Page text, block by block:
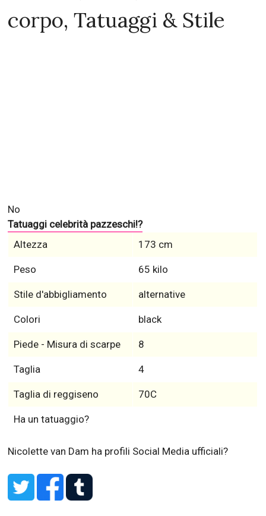
corpo, Tatuaggi & Stile
No
Tatuaggi celebrità pazzeschi!?
Altezza
173 cm
Peso 65 kilo
Stile d'abbigliamento alternative
Colori black
Piede - Misura di scarpe 8
Taglia 4
Taglia di reggiseno 70C
Ha un tatuaggio?
Nicolette van Dam ha profili Social Media ufficiali?